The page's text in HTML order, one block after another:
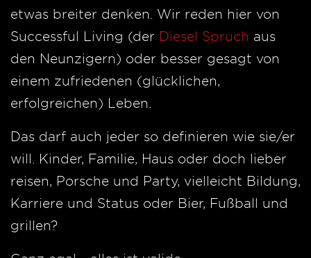
etwas breiter denken. Wir reden hier von
Successful Living (der Diesel Spruch aus
den Neunzigern) oder besser gesagt von
einem zufriedenen (glücklichen,
erfolgreichen) Leben.
Das darf auch jeder so definieren wie sie/er
will. Kinder, Familie, Haus oder doch lieber
reisen, Porsche und Party, vielleicht Bildung,
Karriere und Status oder Bier, Fußball und
grillen?